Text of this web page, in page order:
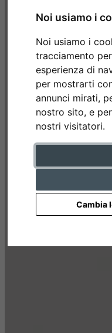
Noi usiamo i
Noi usiamo i
tracciamento
esperienza di
per mostrarti
annunci mirati,
nostro sito, e
nostri visitatori.
Cambia